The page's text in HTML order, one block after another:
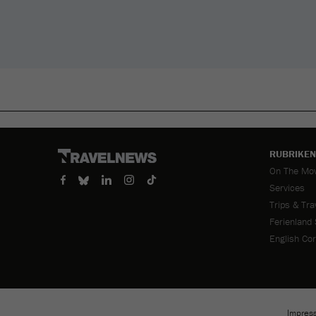
RUBRIKEN
Skip
On The
Services
Trips &
Ferienland
English